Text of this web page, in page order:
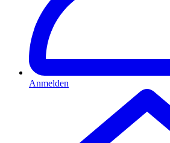
Anmelden